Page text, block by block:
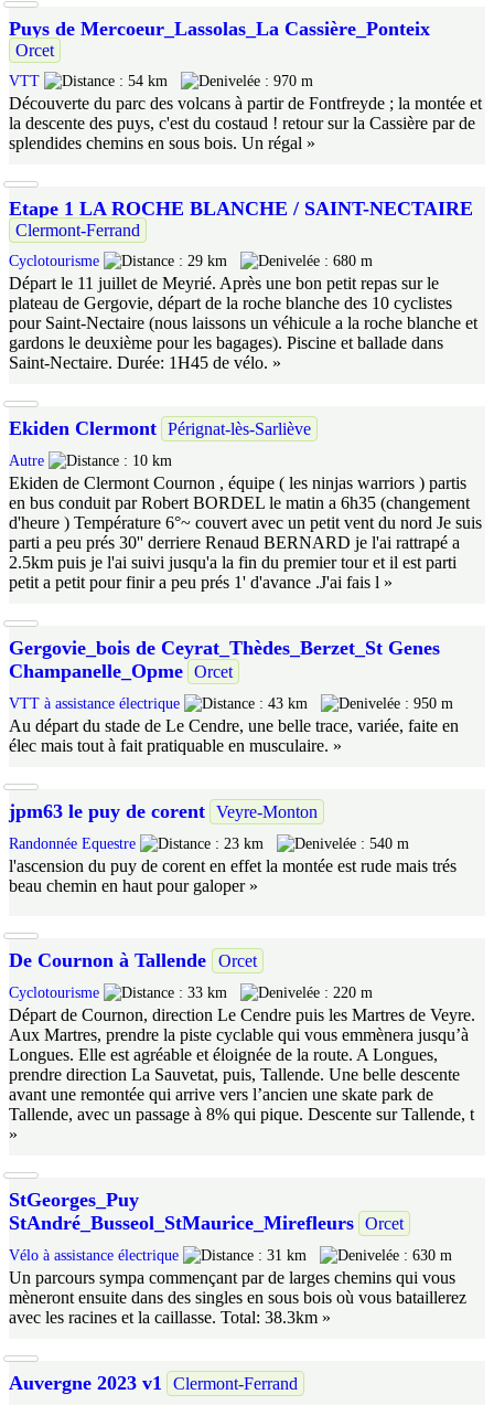
Puys de Mercoeur_Lassolas_La Cassière_Ponteix
Orcet
VTT 54 km 970 m
Découverte du parc des volcans à partir de Fontfreyde ; la montée et
la descente des puys, c'est du costaud ! retour sur la Cassière par de
splendides chemins en sous bois. Un régal »
Etape 1 LA ROCHE BLANCHE / SAINT-NECTAIRE
Clermont-Ferrand
Cyclotourisme 29 km 680 m
Départ le 11 juillet de Meyrié. Après une bon petit repas sur le
plateau de Gergovie, départ de la roche blanche des 10 cyclistes
pour Saint-Nectaire (nous laissons un véhicule a la roche blanche et
gardons le deuxième pour les bagages). Piscine et ballade dans
Saint-Nectaire. Durée: 1H45 de vélo. »
Ekiden Clermont Pérignat-lès-Sarliève
Autre 10 km
Ekiden de Clermont Cournon , équipe ( les ninjas warriors ) partis
en bus conduit par Robert BORDEL le matin a 6h35 (changement
d'heure ) Température 6°~ couvert avec un petit vent du nord Je suis
parti a peu prés 30'' derriere Renaud BERNARD je l'ai rattrapé a
2.5km puis je l'ai suivi jusqu'a la fin du premier tour et il est parti
petit a petit pour finir a peu prés 1' d'avance .J'ai fais l »
Gergovie_bois de Ceyrat_Thèdes_Berzet_St Genes
Champanelle_Opme Orcet
VTT à assistance électrique 43 km 950 m
Au départ du stade de Le Cendre, une belle trace, variée, faite en
élec mais tout à fait pratiquable en musculaire. »
jpm63 le puy de corent Veyre-Monton
Randonnée Equestre 23 km 540 m
l'ascension du puy de corent en effet la montée est rude mais trés
beau chemin en haut pour galoper »
De Cournon à Tallende Orcet
Cyclotourisme 33 km 220 m
Départ de Cournon, direction Le Cendre puis les Martres de Veyre.
Aux Martres, prendre la piste cyclable qui vous emmènera jusqu’à
Longues. Elle est agréable et éloignée de la route. A Longues,
prendre direction La Sauvetat, puis, Tallende. Une belle descente
avant une remontée qui arrive vers l’ancien une skate park de
Tallende, avec un passage à 8% qui pique. Descente sur Tallende, t
»
StGeorges_Puy
StAndré_Busseol_StMaurice_Mirefleurs Orcet
Vélo à assistance électrique 31 km 630 m
Un parcours sympa commençant par de larges chemins qui vous
mèneront ensuite dans des singles en sous bois où vous bataillerez
avec les racines et la caillasse. Total: 38.3km »
Auvergne 2023 v1 Clermont-Ferrand